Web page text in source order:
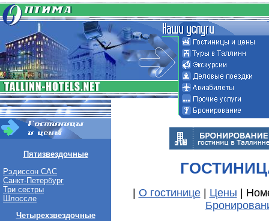
Пятизвездочные
Рэдиссон САС
Санкт-Петербург
Три сестры
Шлоссле
Четырехзвездочные
О гостинице| Цены |